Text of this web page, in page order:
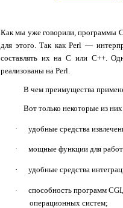
Как мы уже говорили, программы
для этого. Так какPerl—
составлять их на С или С++.
реализованы на Perl.
В чем преимущества
Вот только некоторые из
· удобные средства
· мощные функции для
· удобные средства
· способность программ CGI
операционных систем;